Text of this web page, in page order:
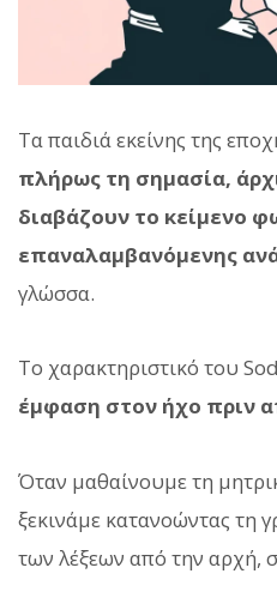
Τα παιδιά εκείνης της
πλήρως τη σημασία,
διαβάζουν το κείμενο
επαναλαμβανόμενης
γλώσσα.
Το χαρακτηριστικό του
έμφαση στον ήχο πριν
Όταν μαθαίνουμε τη
ξεκινάμε κατανοώντας τη
των λέξεων από την αρχή,